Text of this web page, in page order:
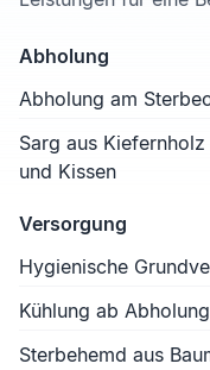
Abholung
Abholung am
Sarg aus
und Kissen
Versorgung
Hygienische
Kühlung ab
Sterbehemd aus